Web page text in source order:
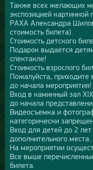
Также всех желающих
экспозицией
РАХА Александра
стоимость билета).
Стоимость детского
Подарок выдается
спектакле!
Стоимость взрослого
Пожалуйста, приходите
до начала мероприятия!
Вход в каминный зал
до начала
Видеосъемка и
категорически
Вход для детей до 2
дополнительного места.
На мероприятии
Все выше
билета.